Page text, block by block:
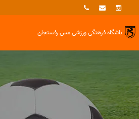
باشگاه فرهنگی ورزشیمس رفسنجان